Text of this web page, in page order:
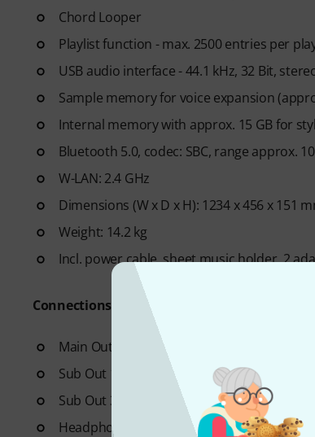
Chord Looper
Playlist function - max. 2500 entries per
USB audio interface - 44.1 kHz, 32 Bit,
Sample memory for voice expansion
Internal memory with approx. 15 GB for
Bluetooth 5.0, codec: SBC, range approx.
W-LAN: 2.4 GHz
Dimensions (W x D x H): 1234 x 456 x 151
Weight: 14.2 kg
Incl. power cable, sheet music holder, 2
Connections:
Main Out: 2x 6.3 mm jack, L/L+R, R
Sub Out 1+2: 2x 6.3 mm jack
Sub Out 3+4: 2x 6.3 mm jack
Headphone output: 6.3 mm stereo jack